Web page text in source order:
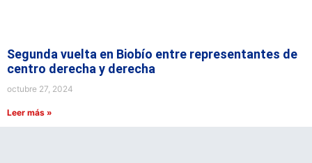
Segunda vuelta en Biobío entre representantes de
centro derecha y derecha
octubre 27, 2024
Leer más »